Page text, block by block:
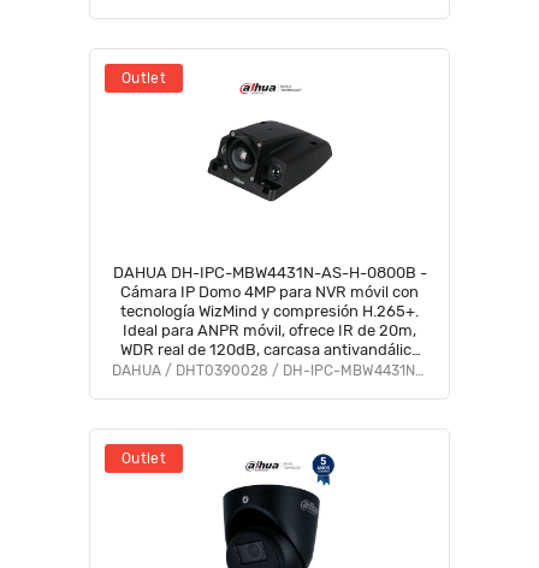
Outlet
DAHUA DH-IPC-MBW4431N-AS-H-0800B -
Cámara IP Domo 4MP para NVR móvil con
tecnología WizMind y compresión H.265+.
Ideal para ANPR móvil, ofrece IR de 20m,
WDR real de 120dB, carcasa antivandálica
IK10 y protección IP67 para entornos
DAHUA / DHT0390028 / DH-IPC-MBW4431N-AS-H-0800B
Outlet